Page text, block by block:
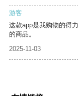
游客
这款app是我购物的得
的商品。
2025-11-03